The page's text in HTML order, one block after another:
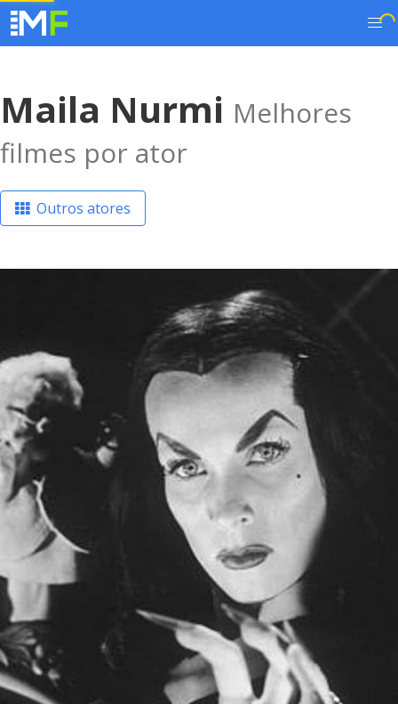
Maila Nurmi Melhores
filmes por ator
Outros atores